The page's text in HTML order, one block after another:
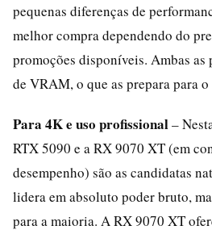
pequenas diferenças de
melhor compra dependendo do
promoções disponíveis. Ambas as
de VRAM, o que as prepara para
Para 4K e uso profissional–
RTX 5090 e a RX 9070 XT (em
desempenho) são as candidatas
lidera em absoluto poder bruto,
para a maioria. A RX 9070 XT